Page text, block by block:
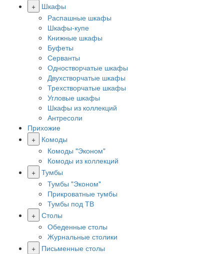
+
Шкафы
Распашные шкафы
Шкафы-купе
Книжные шкафы
Буфеты
Серванты
Одностворчатые шкафы
Двухстворчатые шкафы
Трехстворчатые шкафы
Угловые шкафы
Шкафы из коллекций
Антресоли
Прихожие
+
Комоды
Комоды "Эконом"
Комоды из коллекций
+ Тумбы
Тумбы "Эконом"
Прикроватные тумбы
Тумбы под ТВ
+ Столы
Обеденные столы
Журнальные столики
+
Письменные столы